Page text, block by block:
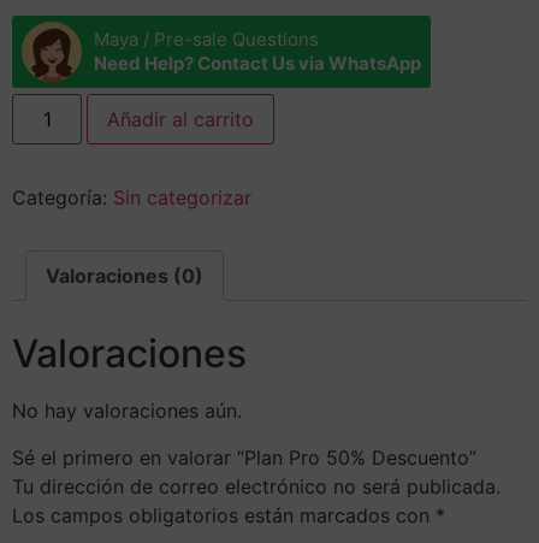
Maya / Pre-sale Questions
Need Help? Contact Us via WhatsApp
Añadir al carrito
Categoría: Sin categorizar
Valoraciones (0)
Valoraciones
No hay valoraciones aún.
Sé el primero en valorar “Plan Pro 50% Descuento”
Tu dirección de correo electrónico no será publicada.
Los campos obligatorios están marcados con *